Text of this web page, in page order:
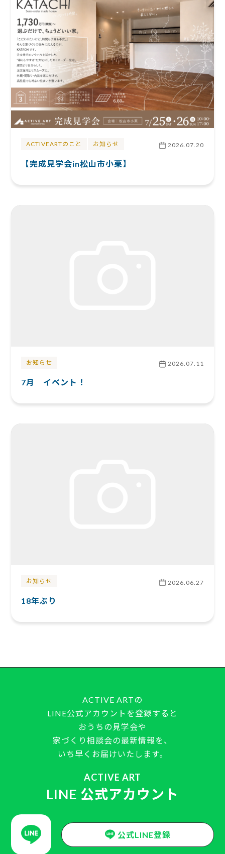
ACTIVEARTのこと お知らせ 2026.07.20
【完成見学会in松山市小栗】
お知らせ 2026.07.11
7月 イベント！
お知らせ 2026.06.27
18年ぶり
ACTIVE ARTの
LINE公式アカウントを登録すると
おうちの見学会や
家づくり相談会の最新情報を、
いち早くお届けいたします。
ACTIVE ART
LINE 公式アカウント
公式LINE登録